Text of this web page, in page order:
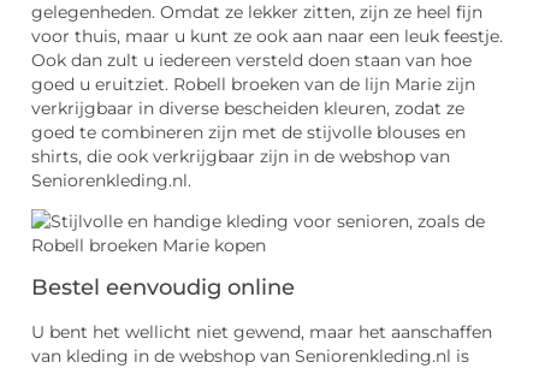
gelegenheden. Omdat ze lekker zitten, zijn ze heel fijn
voor thuis, maar u kunt ze ook aan naar een leuk feestje.
Ook dan zult u iedereen versteld doen staan van hoe
goed u eruitziet. Robell broeken van de lijn Marie zijn
verkrijgbaar in diverse bescheiden kleuren, zodat ze
goed te combineren zijn met de stijvolle blouses en
shirts, die ook verkrijgbaar zijn in de webshop van
Seniorenkleding.nl.
Bestel eenvoudig online
U bent het wellicht niet gewend, maar het aanschaffen
van kleding in de webshop van Seniorenkleding.nl is